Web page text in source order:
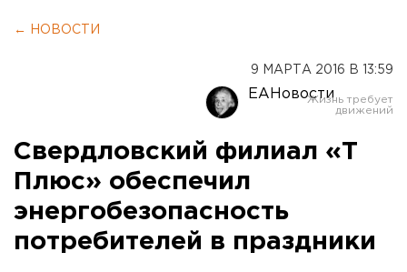
← НОВОСТИ
9 МАРТА 2016 В 13:59
ЕАНовости
Свердловский филиал «Т
Плюс» обеспечил
энергобезопасность
потребителей в праздники